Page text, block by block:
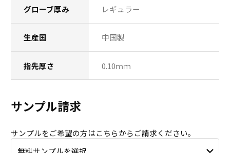
グローブ厚み レギュラー
生産国 中国製
指先厚さ 0.10ｍｍ
サンプル請求
サンプルをご希望の方はこちらからご請求ください。